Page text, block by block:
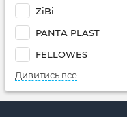
ZiBi
PANTA PLAST
FELLOWES
Дивитись все